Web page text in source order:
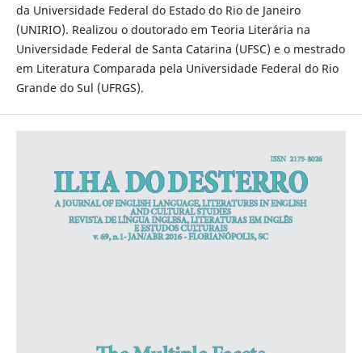
da Universidade Federal do Estado do Rio de Janeiro
(UNIRIO). Realizou o doutorado em Teoria Literária na
Universidade Federal de Santa Catarina (UFSC) e o mestrado
em Literatura Comparada pela Universidade Federal do Rio
Grande do Sul (UFRGS).